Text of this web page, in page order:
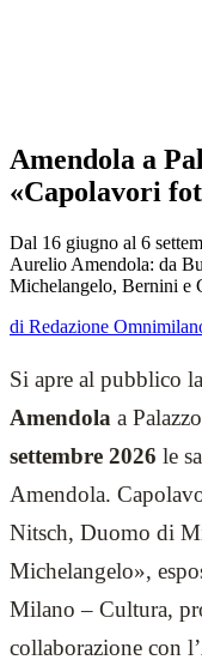
Amendola a
«Capolavori
Dal 16 giugno al 6
Aurelio Amendola: da
Michelangelo, Bernini e
di Redazione
Si apre al pubblico
Amendola a
settembre 2026 le
Amendola.
Nitsch, Duomo di
Michelangelo»,
Milano – Cultura,
collaborazione con